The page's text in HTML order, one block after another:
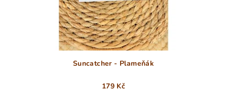
Suncatcher - Plameňák
179 Kč